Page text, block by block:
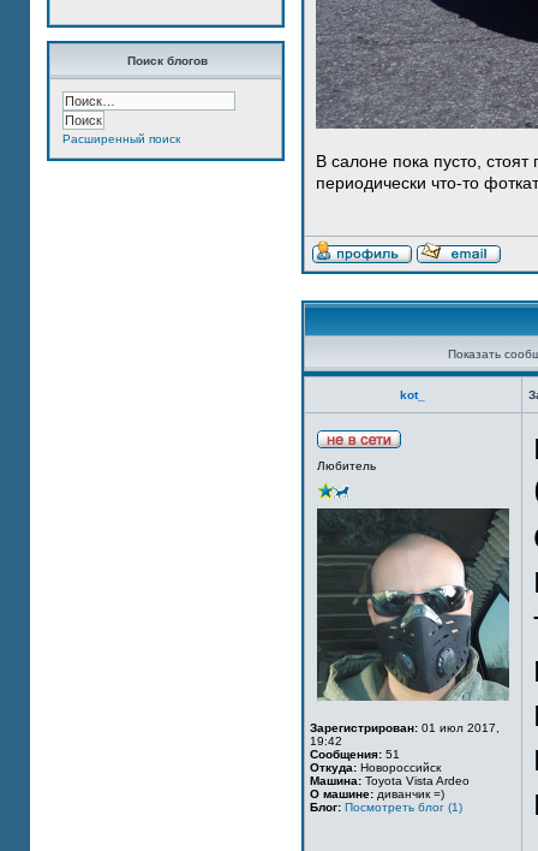
Поиск блогов
Расширенный поиск
В салоне пока пусто,
периодически что-то
Показать
kot_
Любитель
Зарегистрирован: 01 июл 2017,
19:42
Сообщения: 51
Откуда: Новороссийск
Машина: Toyota Vista Ardeo
О машине: диванчик =)
Блог: Посмотреть блог (1)